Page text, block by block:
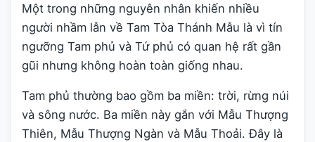
Một trong những nguyên nhân khiến nhiều
người nhầm lẫn về Tam Tòa Thánh Mẫu là vì tín
ngưỡng Tam phủ và Tứ phủ có quan hệ rất gần
gũi nhưng không hoàn toàn giống nhau.
Tam phủ thường bao gồm ba miền: trời, rừng núi
và sông nước. Ba miền này gắn với Mẫu Thượng
Thiên, Mẫu Thượng Ngàn và Mẫu Thoải. Đây là